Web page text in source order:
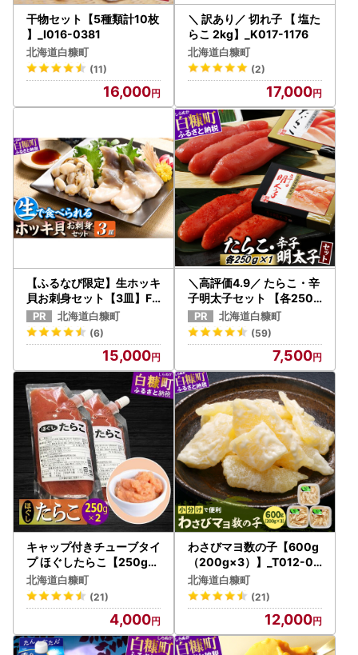
干物セット【5種類計10枚
】_I016-0381
北海道白糠町
(11)
16,000
＼ 訳あり／ 切れ子 【 塩た
らこ 2kg】_K017-1176
北海道白糠町
(2)
17,000
【ふるなび限定】生ホッキ
貝お刺身セット【3皿】FN
-Limited_A015-1116
北海道白糠町
(6)
15,000
＼高評価4.9／ たらこ・辛
子明太子セット 【各250g
×1】_L007-0736-A
北海道白糠町
(59)
7,500
キャップ付きチューブタイ
プ ほぐしたらこ【250g×
2 合計500g】_I004-069
0
北海道白糠町
(21)
4,000
わさびマヨ数の子【600g
（200g×3）】_T012-03
19
北海道白糠町
(21)
12,000